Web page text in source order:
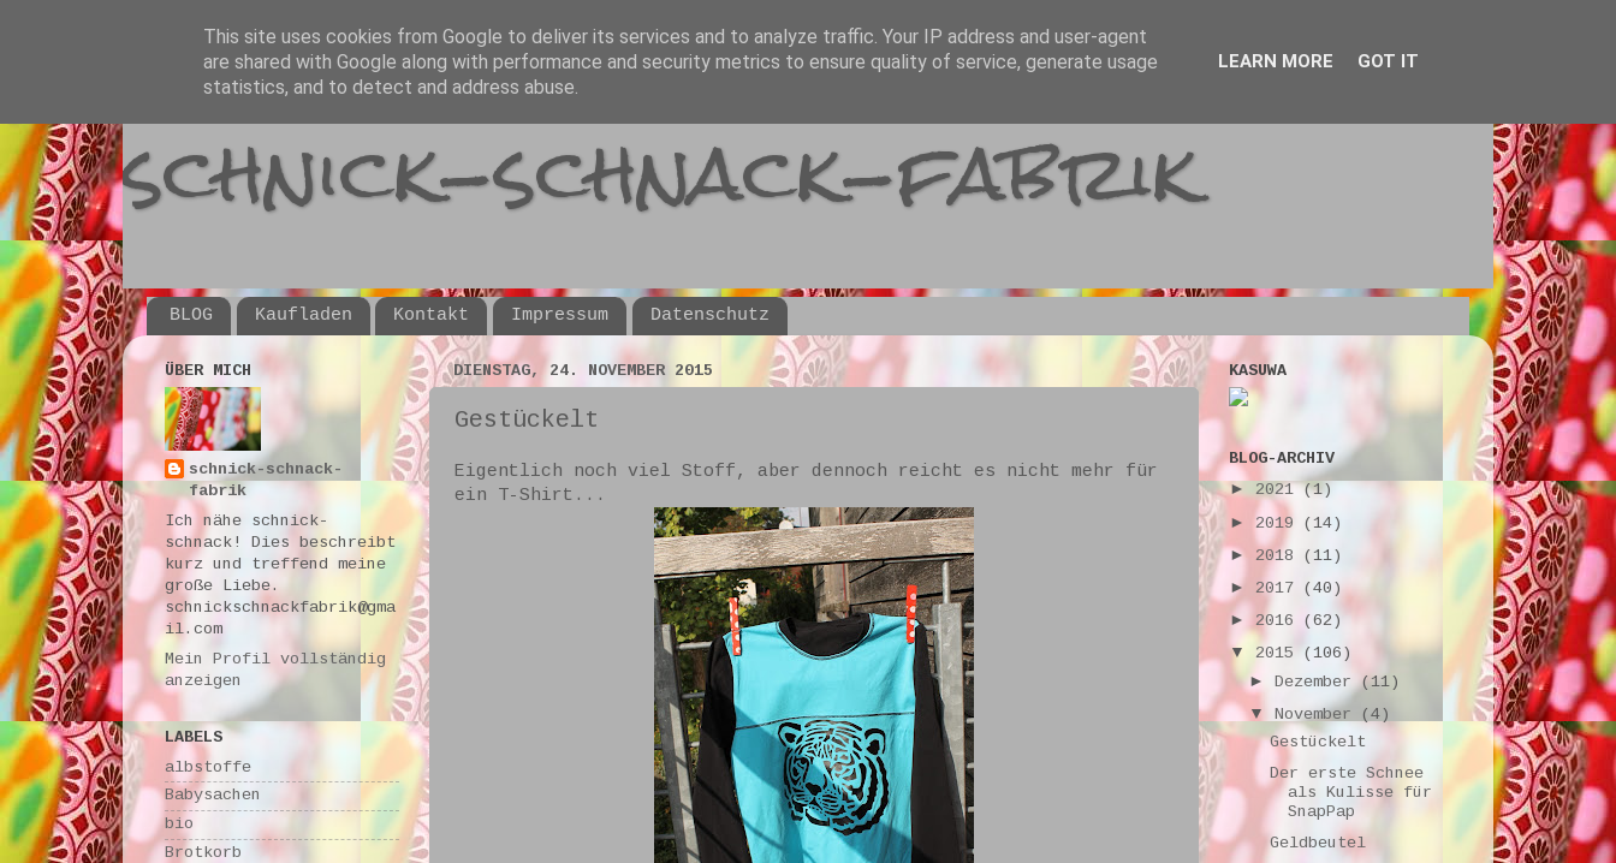
schnick-schnack-fabrik
BLOG Kaufladen Kontakt Impressum Datenschutz
DIENSTAG, 24. NOVEMBER 2015
Gestückelt
Eigentlich noch viel Stoff, aber dennoch reicht es nicht mehr für
ein T-Shirt...
ÜBER MICH
schnick-schnack-
fabrik
Ich nähe schnick-
schnack! Dies beschreibt
kurz und treffend meine
große Liebe.
schnickschnackfabrik@gma
il.com
Mein Profil vollständig
anzeigen
LABELS
albstoffe
Babysachen
bio
Brotkorb
KASUWA
BLOG-ARCHIV
► 2021(1)
► 2019 (14)
► 2018 (11)
► 2017 (40)
► 2016 (62)
▼ 2015 (106)
►Dezember(11)
▼November
(4)
Gestückelt
Der erste Schnee
als Kulisse für
SnapPap
Geldbeutel
This site uses cookies from Google to deliver its services and to analyze traffic. Your IP address and user-agent
are shared with Google along with performance and security metrics to ensure quality of service, generate usage
statistics, and to detect and address abuse.
LEARN MORE GOT IT